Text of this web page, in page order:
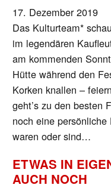
17. Dezember 2019
Das Kulturteam*
im legendären
am kommenden
Hütte während den
Korken knallen –
geht’s zu den besten
noch eine
waren oder sind…
ETWAS IN
AUCH NOCH